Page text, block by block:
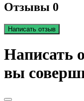
Отзывы 0
Написать отзыв
Написать
вы